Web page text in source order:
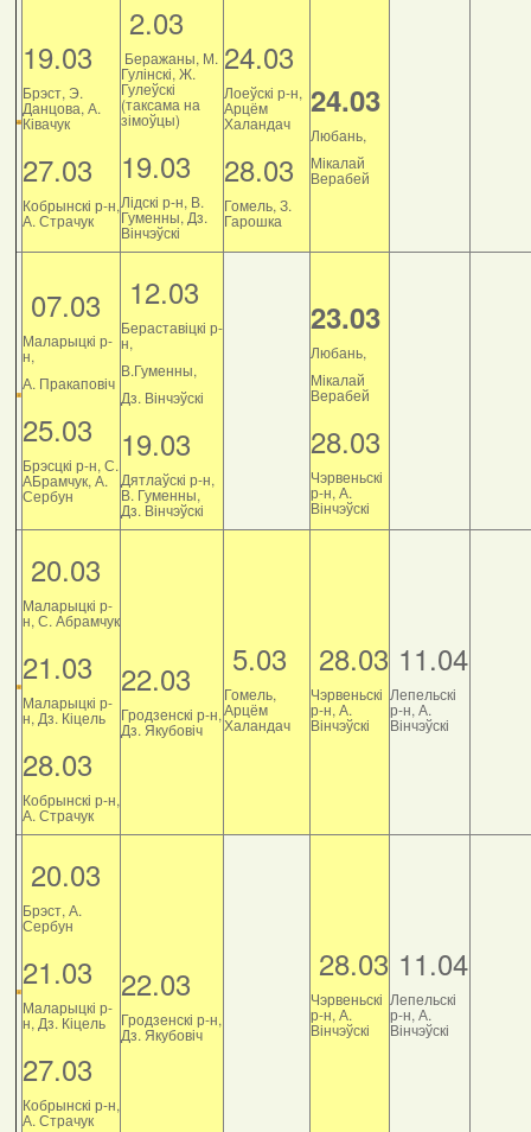
19.03
Брэст, Э.
Данцова, А.
Ківачук
27.03
Кобрынскі р-н,
А. Страчук
2.03
Беражаны, М.
Гулінскі, Ж.
Гулеўскі
(таксама на
зімоўцы)
19.03
Лідскі р-н, В.
Гуменны, Дз.
Вінчэўскі
24.03
Лоеўскі р-н,
Арцём
Халандач
28.03
Гомель, З.
Гарошка
24.03
Любань,
Мікалай
Верабей
07.03
Маларыцкі р-
н,
А. Пракаповіч
25.03
Брэсцкі р-н, С.
АБрамчук, А.
Сербун
12.03
Бераставіцкі р-
н,
В.Гуменны,
Дз. Вінчэўскі
19.03
Дятлаўскі р-н,
В. Гуменны,
Дз. Вінчэўскі
23.03
Любань,
Мікалай
Верабей
28.03
Чэрвеньскі
р-н, А.
Вінчэўскі
20.03
Маларыцкі р-
н, С. Абрамчук
21.03
Маларыцкі р-
н, Дз. Кіцель
28.03
Кобрынскі р-н,
А. Страчук
22.03
Гродзенскі р-н,
Дз. Якубовіч
5.03
Гомель,
Арцём
Халандач
28.03
Чэрвеньскі
р-н, А.
Вінчэўскі
11.04
Лепельскі
р-н, А.
Вінчэўскі
20.03
Брэст, А.
Сербун
21.03
Маларыцкі р-
н, Дз. Кіцель
27.03
Кобрынскі р-н,
А. Страчук
22.03
Гродзенскі р-н,
Дз. Якубовіч
28.03
Чэрвеньскі
р-н, А.
Вінчэўскі
11.04
Лепельскі
р-н, А.
Вінчэўскі